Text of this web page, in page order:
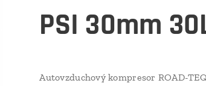
PSI 30mm
Autovzduchový kompresor ROAD-